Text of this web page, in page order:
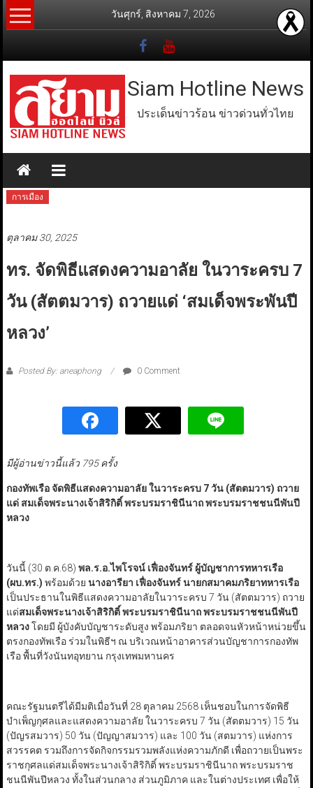
Skip
to
วันศุกร์, สิงหาคม 7, 2026
Siam Hotline News
ประเด็นข่าวร้อน ข่าวด่วนทั่วไทย
การเมือง
ตุลาคม 30, 2025
ทร. จัดพิธีแสดงความอาลัย ในวาระครบ 7
วัน (สัตตมวาร) ถวายแด่ ‘สมเด็จพระพันปี
หลวง’
Posted By: aneaphong 0 Comment
มีผู้อ่านข่าวนี้แล้ว 795 ครั้ง
กองทัพเรือ จัดพิธีแสดงความอาลัย ในวาระครบ 7 วัน (สัตตมวาร) ถวาย
แด่ สมเด็จพระนางเจ้าสิริกิติ์ พระบรมราชินีนาถ พระบรมราชชนนีพันปี
หลวง
วันนี้ (30 ต.ค.68) พล.ร.อ.ไพโรจน์ เฟื่องจันทร์ ผู้บัญชาการทหารเรือ
(ผบ.ทร.) พร้อมด้วย นางอารียา เฟื่องจันทร์ นายกสมาคมภริยาทหารเรือ
เป็นประธานในพิธีแสดงความอาลัยในวาระครบ 7 วัน (สัตตมวาร) ถวาย
แด่สมเด็จพระนางเจ้าสิริกิติ์ พระบรมราชินีนาถ พระบรมราชชนนีพันปี
หลวงโดยมี ผู้บังคับบัญชาระดับสูง พร้อมภริยา ตลอดจนหัวหน้าหน่วยขึ้น
ตรงกองทัพเรือ ร่วมในพิธีฯ ณ บริเวณหน้าอาคารส่วนบัญชาการกองทัพ
เรือ พื้นที่วังนันทอุทยาน กรุงเทพมหานคร
คณะรัฐมนตรีได้มีมติเมื่อวันที่ 28 ตุลาคม 2568 เห็นชอบในการจัดพิธี
บำเพ็ญกุศลและแสดงความอาลัย ในวาระครบ 7 วัน (สัตตมวาร) 15 วัน
(ปัญรสมวาร) 50 วัน (ปัญญาสมวาร) และ 100 วัน (สตมวาร) แห่งการ
สวรรคต รวมถึงการจัดกิจกรรมรวมพลังแห่งความภักดี เพื่อถวายเป็นพระ
ราชกุศลแด่สมเด็จพระนางเจ้าสิริกิติ์ พระบรมราชินีนาถ พระบรมราช
ชนนีพันปีหลวง ทั้งในส่วนกลาง ส่วนภูมิภาค และในต่างประเทศ เพื่อให้